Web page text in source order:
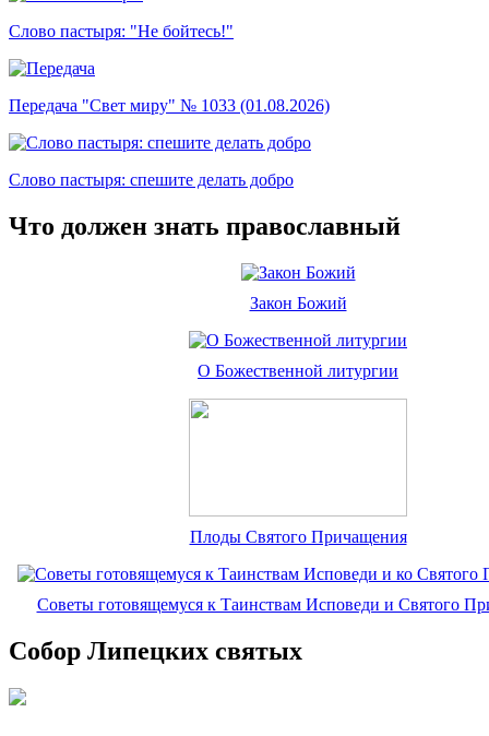
Слово пастыря: "Не бойтесь!"
Передача "Свет миру" № 1033 (01.08.2026)
Слово пастыря: спешите делать добро
Что должен знать православный
Закон Божий
О Божественной литургии
Плоды Святого Причащения
Советы готовящемуся к Таинствам Исповеди и Святого
Собор Липецких святых